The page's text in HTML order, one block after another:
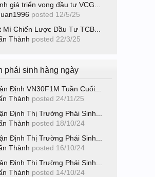
giá triển vọng đầu tư VCG...
posted 12/5/25
Mí Chiến Lược Đầu Tư TCB...
Thành posted 22/3/25
phái sinh hàng ngày
Định VN30F1M Tuần Cuối...
Thành posted 24/11/25
Định Thị Trường Phái Sinh...
Thành posted 18/10/24
Định Thị Trường Phái Sinh...
Thành posted 16/10/24
Định Thị Trường Phái Sinh...
Thành posted 14/10/24